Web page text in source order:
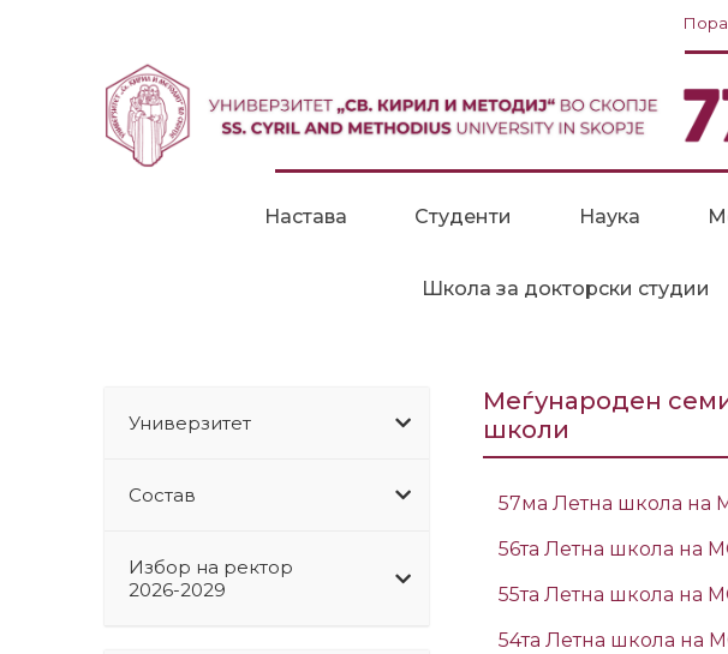
Настава Студенти Наука
Школа за докторски студии
Универзитет
Состав
Избор на ректор
2026-2029
Меѓународен
школи
57ма Летна школа на
56та Летна школа на
55та Летна школа на
54та Летна школа на